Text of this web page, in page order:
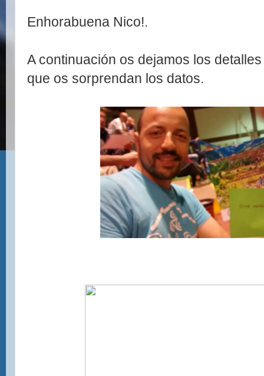
Enhorabuena Nico!.
A continuación os dejamos los
que os sorprendan los datos.